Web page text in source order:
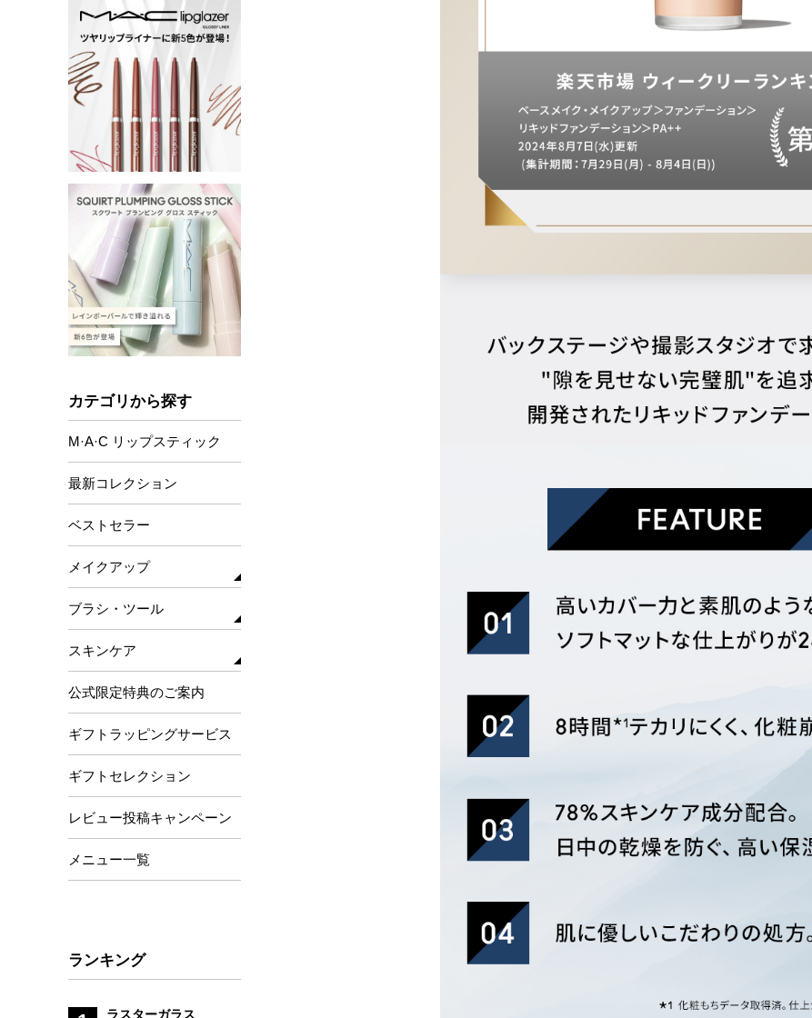
カテゴリから探す
M·A·C リップスティック
最新コレクション
ベストセラー
メイクアップ
フェイス
ブラシ・ツール
ファンデーション・コンシーラ
ー用
チーク・ハイライト・シェーデ
アイシャドウ用
アイブロー・ライナー用
リップ用
ブラシ専用クリーナー
スキンケア
モイスチャライザー
公式限定特典のご案内
ギフトラッピングサービス
ギフトセレクション
レビュー投稿キャンペーン
メニュー一覧
ランキング
ラスターガラス